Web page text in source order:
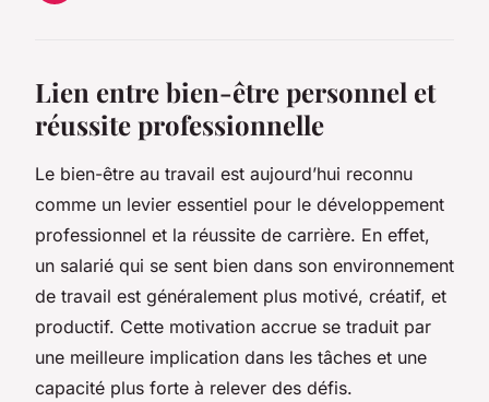
Lien entre bien-être personnel et
réussite professionnelle
Le bien-être au travail est aujourd’hui reconnu
comme un levier essentiel pour le développement
professionnel et la réussite de carrière. En effet,
un salarié qui se sent bien dans son environnement
de travail est généralement plus motivé, créatif, et
productif. Cette motivation accrue se traduit par
une meilleure implication dans les tâches et une
capacité plus forte à relever des défis.